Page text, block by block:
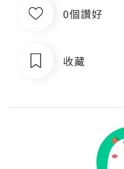
0個讚好
收藏